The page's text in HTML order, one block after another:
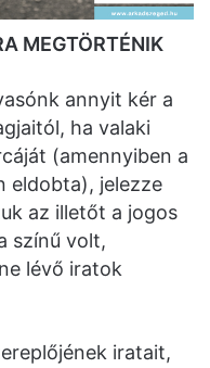
MEGTÖRTÉNIK
annyit kér a
ha valaki
(amennyiben a
eldobta), jelezze
az illetőt a jogos
színű volt,
lévő iratok
iratait,